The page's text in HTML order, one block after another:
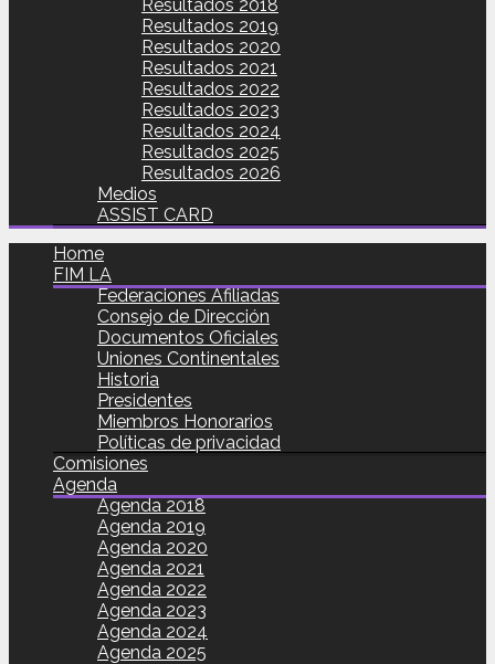
Resultados 2018
Resultados 2019
Resultados 2020
Resultados 2021
Resultados 2022
Resultados 2023
Resultados 2024
Resultados 2025
Resultados 2026
Medios
ASSIST CARD
Home
FIM LA
Federaciones Afiliadas
Consejo de Dirección
Documentos Oficiales
Uniones Continentales
Historia
Presidentes
Miembros Honorarios
Políticas de privacidad
Comisiones
Agenda
Agenda 2018
Agenda 2019
Agenda 2020
Agenda 2021
Agenda 2022
Agenda 2023
Agenda 2024
Agenda 2025